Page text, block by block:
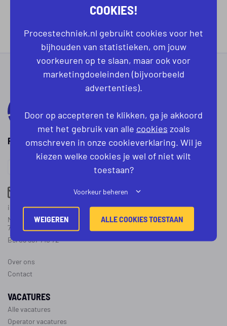
PROCESTECHNIEK.NL
info@procestechniek.nl
Marskant 10a,
7551 BV Hengelo
Bel 08 587 710 72
Over ons
Contact
VACATURES
Alle vacatures
Operator vacatures
COOKIES!
Procestechniek.nl gebruikt cookies voor het
bijhouden van statistieken, om jouw
voorkeuren op te slaan, maar ook voor
marketingdoeleinden (bijvoorbeeld
advertenties).
Door op accepteren te klikken, ga je akkoord
met het gebruik van alle cookies zoals
omschreven in onze cookieverklaring. Wil je
kiezen welke cookies je wel of niet wilt
toestaan?
Voorkeur beheren
WEIGEREN ALLE COOKIES TOESTAAN